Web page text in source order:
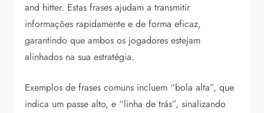
and hitter. Estas frases ajudam a transmitir
informações rapidamente e de forma eficaz,
garantindo que ambos os jogadores estejam
alinhados na sua estratégia.
Exemplos de frases comuns incluem “bola alta”, que
indica um passe alto, e “linha de trás”, sinalizando